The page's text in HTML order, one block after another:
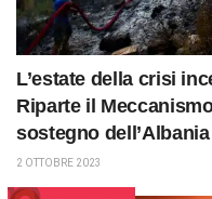
L’estate della crisi
Riparte il
sostegno dell’Albania
2 OTTOBRE 2023